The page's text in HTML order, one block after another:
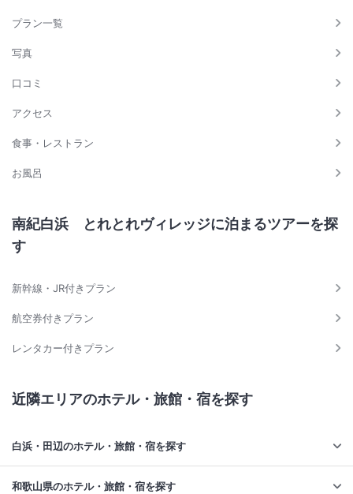
プラン一覧
写真
口コミ
アクセス
食事・レストラン
お風呂
南紀白浜 とれとれヴィレッジに泊まるツアーを探
す
新幹線・JR付きプラン
航空券付きプラン
レンタカー付きプラン
近隣エリアのホテル・旅館・宿を探す
白浜・田辺のホテル・旅館・宿を探す
和歌山県のホテル・旅館・宿を探す